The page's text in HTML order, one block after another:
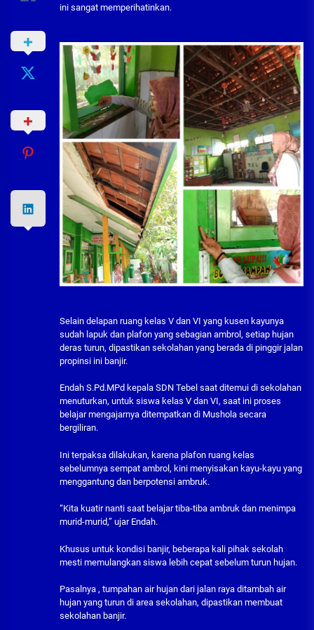
ini sangat memperihatinkan.
Selain delapan ruang kelas V dan VI yang kusen kayunya
sudah lapuk dan plafon yang sebagian ambrol, setiap hujan
deras turun, dipastikan sekolahan yang berada di pinggir jalan
propinsi ini banjir.
Endah S.Pd.MPd kepala SDN Tebel saat ditemui di sekolahan
menuturkan, untuk siswa kelas V dan VI, saat ini proses
belajar mengajarnya ditempatkan di Mushola secara
bergiliran.
Ini terpaksa dilakukan, karena plafon ruang kelas
sebelumnya sempat ambrol, kini menyisakan kayu-kayu yang
menggantung dan berpotensi ambruk.
“Kita kuatir nanti saat belajar tiba-tiba ambruk dan menimpa
murid-murid,” ujar Endah.
Khusus untuk kondisi banjir, beberapa kali pihak sekolah
mesti memulangkan siswa lebih cepat sebelum turun hujan.
Pasalnya , tumpahan air hujan dari jalan raya ditambah air
hujan yang turun di area sekolahan, dipastikan membuat
sekolahan banjir.